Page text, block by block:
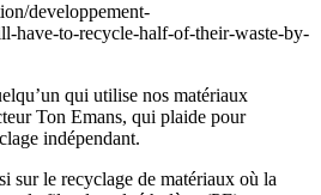
developpement-
have-to-recycle-half-of-their-waste-by-
qui utilise nos matériaux
Ton Emans, qui plaide pour
indépendant.
sur le recyclage de matériaux où la